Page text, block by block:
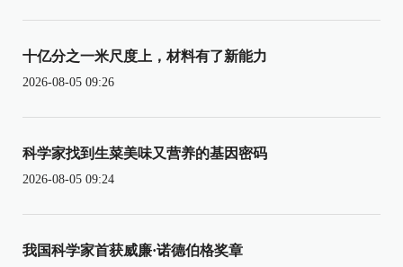
十亿分之一米尺度上，材料有了新能力
2026-08-05 09:26
科学家找到生菜美味又营养的基因密码
2026-08-05 09:24
我国科学家首获威廉·诺德伯格奖章